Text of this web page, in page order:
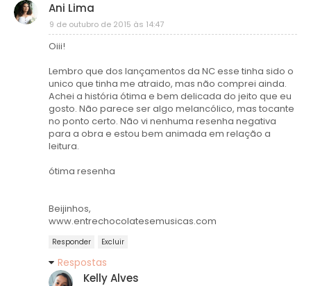
Ani Lima
9 de outubro de 2015 às 14:47
Oiii!
Lembro que dos lançamentos da NC esse tinha sido o
unico que tinha me atraido, mas não comprei ainda.
Achei a história ótima e bem delicada do jeito que eu
gosto. Não parece ser algo melancólico, mas tocante
no ponto certo. Não vi nenhuma resenha negativa
para a obra e estou bem animada em relação a
leitura.
ótima resenha
Beijinhos,
www.entrechocolatesemusicas.com
Responder Excluir
Respostas
Kelly Alves